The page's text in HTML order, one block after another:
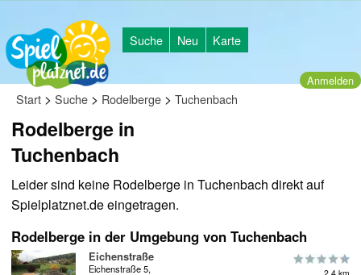
Suche Neu Karte
Anmelden
Start > Suche > Rodelberge > Tuchenbach
Rodelberge in
Tuchenbach
Leider sind keine Rodelberge in Tuchenbach direkt auf
Spielplatznet.de eingetragen.
Rodelberge in der Umgebung von Tuchenbach
Eichenstraße
Eichenstraße 5,